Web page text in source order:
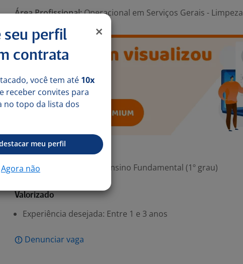
Área Profissional:Operacional em Serviços Gerais - Limpeza
Exigências
Escolaridade Mínima: Ensino Fundamental (1º grau)
Valorizado
Experiência desejada: Entre 1 e 3 anos
Denunciar vaga
seu perfil
contrata
você tem até 10x
receber convites para
no topo da lista dos
meu perfil
Agora não